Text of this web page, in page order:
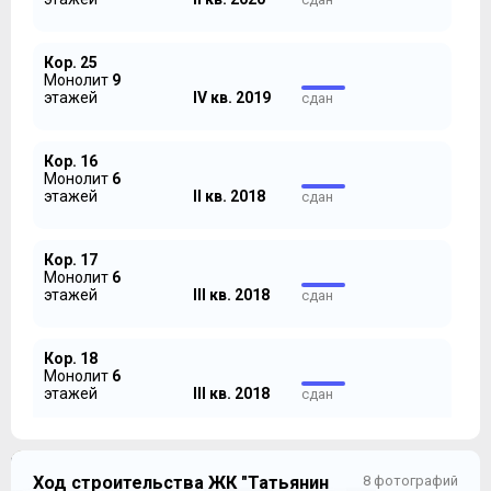
Актуальными для покупки остаются корпус 25 и
корпус 8, который можно увидеть на другой версии
генплана, также доступной на официальном сайте ЖК
Нужна схема расположения – пожалуйста, и такое
Кор. 25
Монолит 9
этажей
IV кв. 2019 сдан
Кор. 16
Монолит 6
этажей
II кв. 2018 сдан
Кор. 17
Монолит 6
этажей
III кв. 2018 сдан
Кор. 18
Монолит 6
этажей
III кв. 2018 сдан
8 фотографий
Ход строительства ЖК "Татьянин